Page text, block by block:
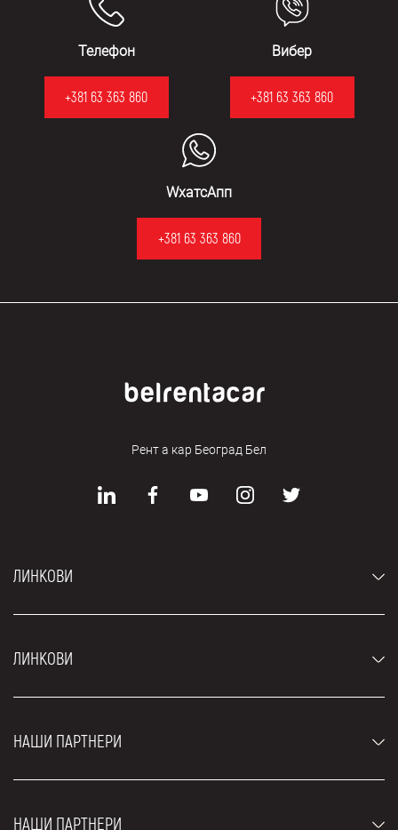
Телефон
+381 63 363 860
Вибер
+381 63 363 860
WхатсАпп
+381 63 363 860
Рент а кар Београд Бел
ЛИНКОВИ
Луксузни аутомобили
ЛИНКОВИ
Блог
НАШИ ПАРТНЕРИ
НАШИ ПАРТНЕРИ